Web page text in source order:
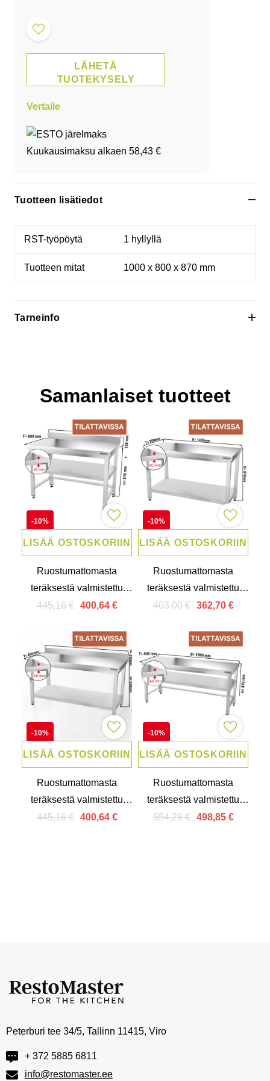
LÄHETÄ
TUOTEKYSELY
Vertaile
Kuukausimaksu alkaen 58,43 €
Tuotteen lisätiedot
RST-työpöytä 1 hyllyllä
Tuotteen mitat 1000 x 800 x 870 mm
Tarneinfo
Samanlaiset tuotteet
LISÄÄ OSTOSKORIIN
-10%
Ruostumattomasta
teräksestä valmistettu
työpöytä 1,2 m -
tuella
445,16 € 400,64 €
LISÄÄ OSTOSKORIIN
-10%
Ruostumattomasta
teräksestä valmistettu
työpöytä 1,4 m -
403,00 € 362,70 €
LISÄÄ OSTOSKORIIN
-10%
Ruostumattomasta
teräksestä valmistettu
työpöytä 1,5 m -
445,16 € 400,64 €
LISÄÄ OSTOSKORIIN
-10%
Ruostumattomasta
teräksestä valmistettu
työpöytä 1,8 m -
554,28 € 498,85 €
Peterburi tee 34/5, Tallinn 11415, Viro
+ 372 5885 6811
info@restomaster.ee